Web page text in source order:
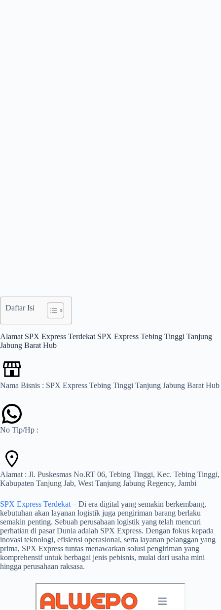
Daftar Isi
Alamat SPX Express Terdekat SPX Express Tebing Tinggi Tanjung
Jabung Barat Hub
Nama Bisnis : SPX Express Tebing Tinggi Tanjung Jabung Barat Hub
No Tlp/Hp :
Alamat : Jl. Puskesmas No.RT 06, Tebing Tinggi, Kec. Tebing Tinggi,
Kabupaten Tanjung Jab, West Tanjung Jabung Regency, Jambi
SPX Express Terdekat – Di era digital yang semakin berkembang,
kebutuhan akan layanan logistik juga pengiriman barang berlaku
semakin penting. Sebuah perusahaan logistik yang telah mencuri
perhatian di pasar Dunia adalah SPX Express. Dengan fokus kepada
inovasi teknologi, efisiensi operasional, serta layanan pelanggan yang
prima, SPX Express tuntas menawarkan solusi pengiriman yang
komprehensif untuk berbagai jenis pebisnis, mulai dari usaha mini
hingga perusahaan raksasa.